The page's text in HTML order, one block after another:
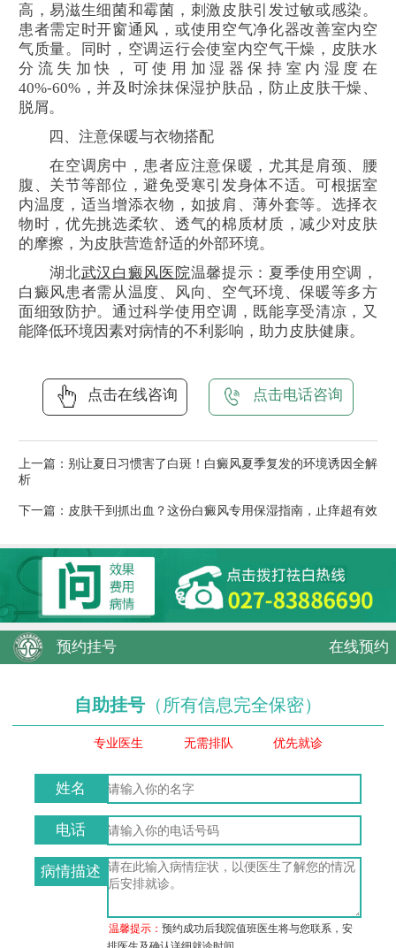
高，易滋生细菌和霉菌，刺激皮肤引发过敏或感染。
患者需定时开窗通风，或使用空气净化器改善室内空
气质量。同时，空调运行会使室内空气干燥，皮肤水
分流失加快，可使用加湿器保持室内湿度在
40%-60%，并及时涂抹保湿护肤品，防止皮肤干燥、
脱屑。
四、注意保暖与衣物搭配
在空调房中，患者应注意保暖，尤其是肩颈、腰
腹、关节等部位，避免受寒引发身体不适。可根据室
内温度，适当增添衣物，如披肩、薄外套等。选择衣
物时，优先挑选柔软、透气的棉质材质，减少对皮肤
的摩擦，为皮肤营造舒适的外部环境。
湖北武汉白癜风医院温馨提示：夏季使用空调，
白癜风患者需从温度、风向、空气环境、保暖等多方
面细致防护。通过科学使用空调，既能享受清凉，又
能降低环境因素对病情的不利影响，助力皮肤健康。
点击在线咨询 点击电话咨询
上一篇： 别让夏日习惯害了白斑！白癜风夏季复发的环境诱因全解
析
下一篇： 皮肤干到抓出血？这份白癜风专用保湿指南，止痒超有效
预约挂号 在线预约
自助挂号 （所有信息完全保密）
专业医生 无需排队 优先就诊
姓名
电话
病情描述
温馨提示：预约成功后我院值班医生将与您联系，安